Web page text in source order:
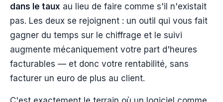
dans le taux au lieu de faire comme s'il n'existait
pas. Les deux se rejoignent : un outil qui vous fait
gagner du temps sur le chiffrage et le suivi
augmente mécaniquement votre part d'heures
facturables — et donc votre rentabilité, sans
facturer un euro de plus au client.